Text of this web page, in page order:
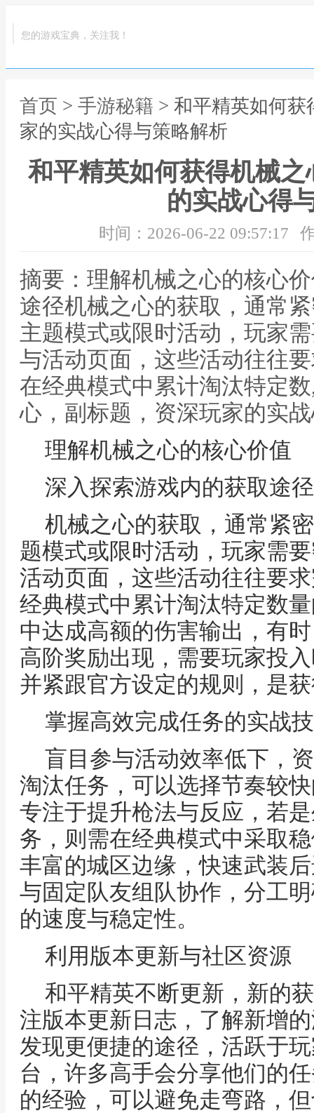
您的游戏宝典，关注我！
首页 > 手游秘籍 > 和平精英如何
家的实战心得与策略解析
和平精英如何获得机械
的实战心得
时间：2026-06-22 09:57:17
摘要：理解机械之心的核心
途径机械之心的获取，通常
主题模式或限时活动，玩家
与活动页面，这些活动往往
在经典模式中累计淘汰特定
心，副标题，资深玩家的实
理解机械之心的核心价值
深入探索游戏内的获取途径
机械之心的获取，通常紧
题模式或限时活动，玩家需
活动页面，这些活动往往要
经典模式中累计淘汰特定数
中达成高额的伤害输出，有
高阶奖励出现，需要玩家投
并紧跟官方设定的规则，是
掌握高效完成任务的实战
盲目参与活动效率低下，
淘汰任务，可以选择节奏较
专注于提升枪法与反应，若
务，则需在经典模式中采取
丰富的城区边缘，快速武装
与固定队友组队协作，分工
的速度与稳定性。
利用版本更新与社区资源
和平精英不断更新，新的
注版本更新日志，了解新增
发现更便捷的途径，活跃于
台，许多高手会分享他们的
的经验，可以避免走弯路，